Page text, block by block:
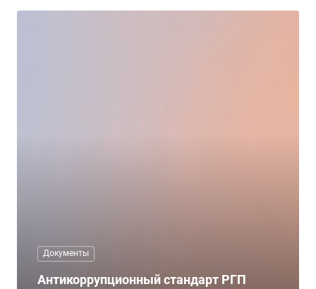
Документы
Антикоррупционный стандарт РГП